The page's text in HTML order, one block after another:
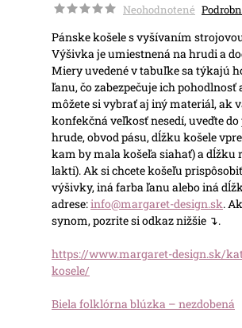
Neohodnotené
Pánske košele s vyšívaním
Výšivka je umiestnená na hrudi a
Miery uvedené v tabuľke sa týkajú
ľanu, čo zabezpečuje ich pohodlnosť
môžete si vybrať aj iný materiál, ak
konfekčná veľkosť nesedí, uveďte
hrude, obvod pásu, dĺžku košele
kam by mala košeľa siahať) a
lakti). Ak si chcete košeľu
výšivky, iná farba ľanu alebo iná
adrese:info@margaret-design.sk.
synom, pozrite si odkaz nižšie ↴.
https://www.margaret-design.sk/
kosele/
Biela folklórna blúzka – nezdobená